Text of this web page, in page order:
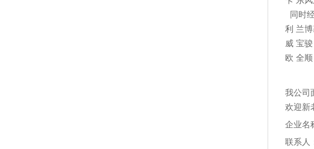
同时
利 兰
威 宝
欧 全
我公司
欢迎新
企业名
联系人